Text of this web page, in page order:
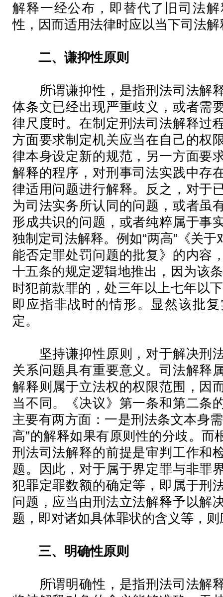
解释一经公布，即替代了旧司法
性，因而适用法律时应以当下司法
二、谦抑性原则
所谓谦抑性，是指刑法司法解
体条文已经出现严重歧义，或者需
律尺度时。在制定刑法司法解释过
方面要求制定机关应当在自己的权
律本身设定新的规范，另一方面要
解释的程序，对刑事司法实践中存
律适用问题进行解释。反之，对于
为司法实务所认同的问题，或者虽
形成共识的问题，或者纯粹属于事
独制定司法解释。例如“两高”《关
能否定罪处罚问题的批复》的内容
十五条的规定逻辑地推出，因为该
时犯前款罪的，处三年以上七年以
即应指非战时的情形。显然该批
定。
坚持谦抑性原则，对于解决刑
关系问题具有重要意义。司法解释
解释则属于立法权的权限范围，因
当不同。《决议》第一条和第二条
主要有两方面：一是刑法条文本身
高”的解释如果有原则性的分歧。而
刑法司法解释的前提是审判工作和
题。因此，对于属于界定罪与非罪
犯罪定罪数额的确定等，即属于刑
问题，应当由刑法立法解释予以解
题，即对诸如具体罪状的含义等，
三、明确性原则
所谓明确性，是指刑法司法解